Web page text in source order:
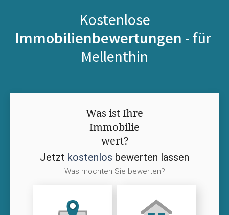
Kostenlose
Immobilienbewertungen - für
Mellenthin
Was ist Ihre
Immobilie
wert?
Jetzt kostenlos bewerten lassen
Was möchten Sie bewerten?